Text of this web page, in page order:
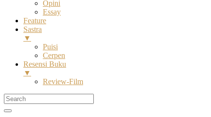
Opini
Essay
Feature
Sastra
▼
Puisi
Cerpen
Resensi Buku
▼
Review-Film